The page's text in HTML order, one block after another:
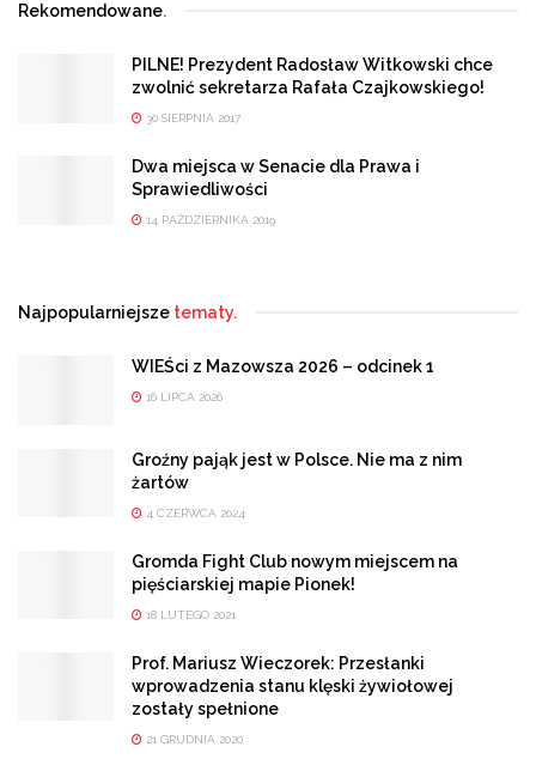
Rekomendowane.
PILNE! Prezydent Radosław Witkowski chce
zwolnić sekretarza Rafała Czajkowskiego!
30 SIERPNIA 2017
Dwa miejsca w Senacie dla Prawa i
Sprawiedliwości
14 PAŹDZIERNIKA 2019
Najpopularniejsze tematy.
WIEŚci z Mazowsza 2026 – odcinek 1
16 LIPCA 2026
Groźny pająk jest w Polsce. Nie ma z nim
żartów
4 CZERWCA 2024
Gromda Fight Club nowym miejscem na
pięściarskiej mapie Pionek!
18 LUTEGO 2021
Prof. Mariusz Wieczorek: Przesłanki
wprowadzenia stanu klęski żywiołowej
zostały spełnione
21 GRUDNIA 2020